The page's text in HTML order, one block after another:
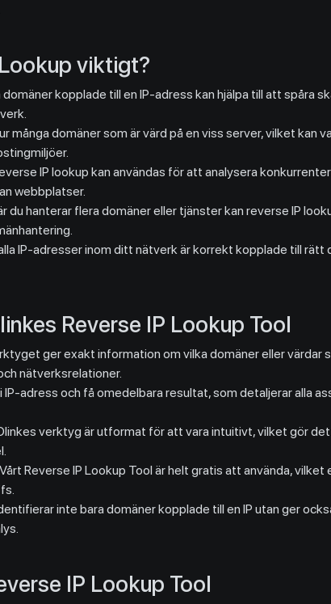
viktigt?
kopplade till en IP-adress kan hjälpa till att spåra
många domäner som är värd på en viss server, vilket
IP lookup kan användas för att analysera
webbplatser.
du hanterar flera domäner eller tjänster kan reverse IP
IP-adresser inom ditt nätverk är korrekt kopplade till
Reverse IP Lookup Tool
ger exakt information om vilka domäner eller värdar
nätverksrelationer.
IP-adress och få omedelbara resultat, som detaljerar alla
verktyg är utformat för att vara intuitivt, vilket gör
Vårt Reverse IP Lookup Tool är helt gratis att använda,
inte bara domäner kopplade till en IP utan ger
IP Lookup Tool